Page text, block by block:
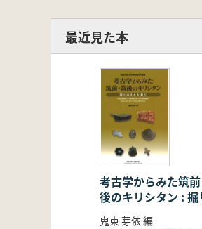
最近見た本
考古学からみた筑
後のキリシタン : 掘
された祈り
鬼束 芽依 編